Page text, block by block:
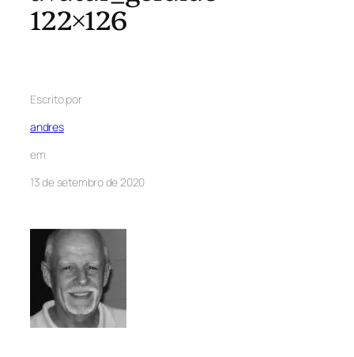
122×126
Escrito por
andres
em
13 de setembro de 2020